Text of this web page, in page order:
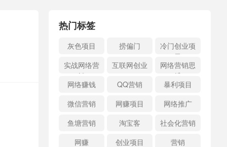
热门标签
灰色项目 捞偏门
冷门创业项
目
实战网络营
销
互联网创业
网络营销思
维
网络赚钱
QQ营销
暴利项目
微信营销
网赚项目
网络推广
鱼塘营销
淘宝客
社会化营销
网赚
创业项目
营销